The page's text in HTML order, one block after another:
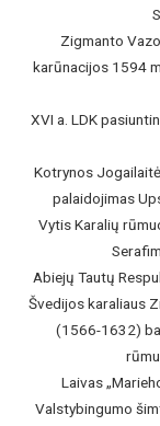
Zigmanto
karūnacijos 1594
XVI a. LDK
Kotrynos
palaidojimas
Vytis Karalių
Abiejų Tautų
Švedijos karaliaus
(1566-1632)
Laivas
Valstybingumo